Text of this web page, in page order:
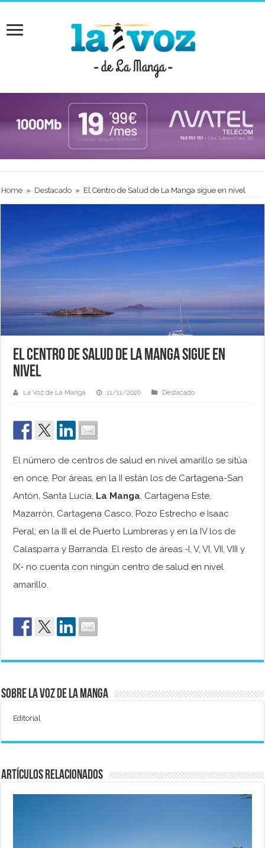
Home » Destacado » El Centro de Salud de La Manga sigue en nivel
El Centro de Salud de La Manga sigue en
nivel
La Voz de La Manga 11/11/2020 Destacado
El número de centros de salud en nivel amarillo se sitúa
en once. Por áreas, en la II están los de Cartagena-San
Antón, Santa Lucía, La Manga, Cartagena Este,
Mazarrón, Cartagena Casco, Pozo Estrecho e Isaac
Peral; en la III el de Puerto Lumbreras y en la IV los de
Calasparra y Barranda. El resto de áreas -I, V, VI, VII, VIII y
IX- no cuenta con ningún centro de salud en nivel
amarillo.
Sobre La Voz de La Manga
Editorial
Artículos relacionados